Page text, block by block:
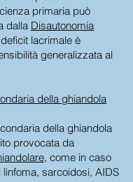
primaria può
dalla Disautonomia
lacrimale è
generalizzata al
della ghiandola
della ghiandola
provocata da
, come in caso
sarcoidosi, AIDS